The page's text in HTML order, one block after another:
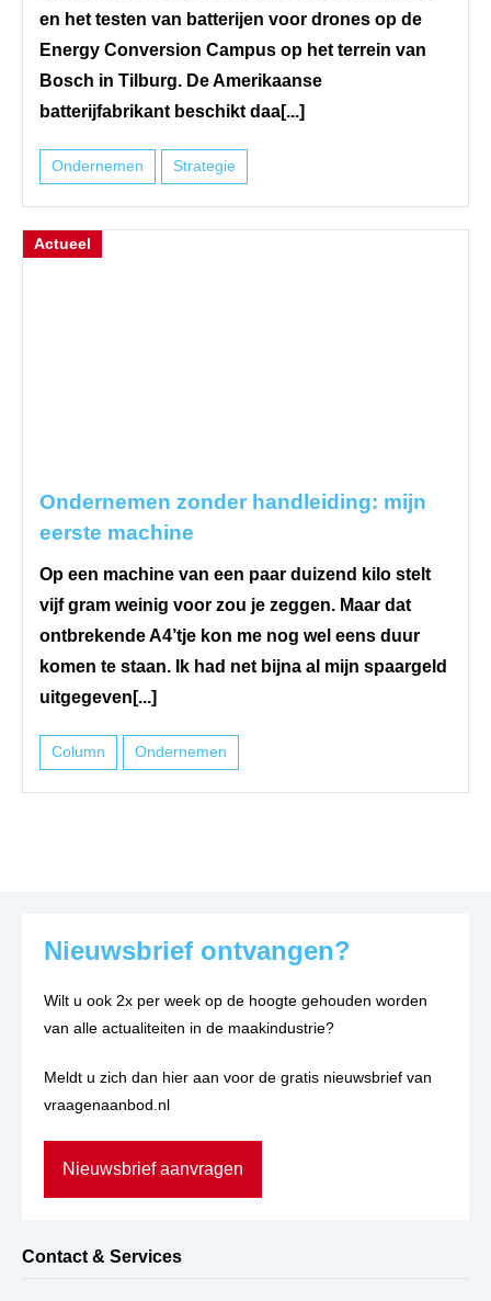
en het testen van batterijen voor drones op de
Energy Conversion Campus op het terrein van
Bosch in Tilburg. De Amerikaanse
batterijfabrikant beschikt daa[...]
Ondernemen Strategie
Actueel
Ondernemen zonder handleiding: mijn
eerste machine
Op een machine van een paar duizend kilo stelt
vijf gram weinig voor zou je zeggen. Maar dat
ontbrekende A4’tje kon me nog wel eens duur
komen te staan. Ik had net bijna al mijn spaargeld
uitgegeven[...]
Column Ondernemen
Nieuwsbrief ontvangen?
Wilt u ook 2x per week op de hoogte gehouden worden
van alle actualiteiten in de maakindustrie?
Meldt u zich dan hier aan voor de gratis nieuwsbrief van
vraagenaanbod.nl
Nieuwsbrief aanvragen
Contact & Services